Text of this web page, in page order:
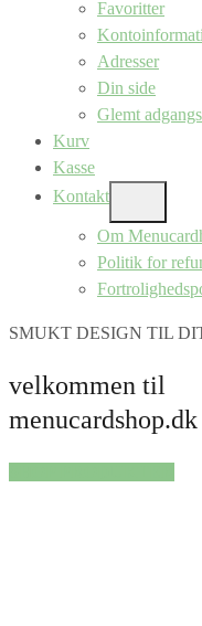
MENU
Favoritter
Adresser
Din side
Glemt
Kurv
Kasse
Kontakt
SUB
MENU
Om
Politik for
SMUKT DESIGN TIL
velkommen til
menucardshop.dk